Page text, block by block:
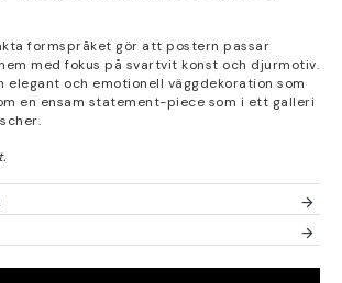
formspråket gör att postern passar
med fokus på svartvit konst och djurmotiv.
elegant och emotionell väggdekoration som
en ensam statement-piece som i ett galleri